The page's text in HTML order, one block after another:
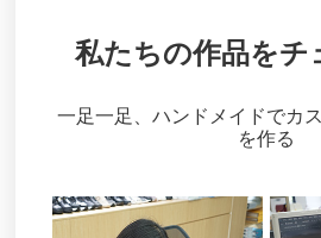
私たちの作品をチ
一足一足、ハンドメイドでカ
を作る